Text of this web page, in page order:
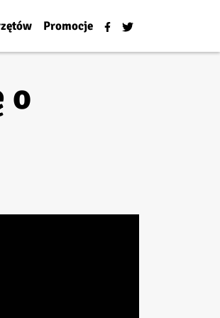
Promocje
o